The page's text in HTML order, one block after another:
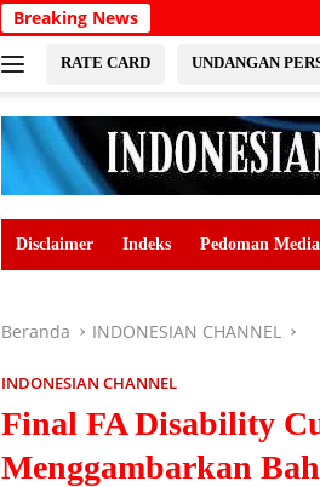
Breaking News
RATE CARD UNDANGAN
Disclaimer Indeks Pedoman
Beranda INDONESIAN CHANNEL
INDONESIAN CHANNEL
Final FA Disability
Menggambarkan